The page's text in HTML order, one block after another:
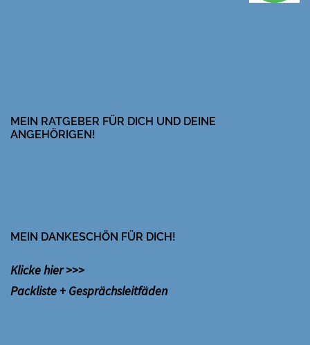
MEIN RATGEBER FÜR DICH UND DEINE
ANGEHÖRIGEN!
MEIN DANKESCHÖN FÜR DICH!
Klicke hier >>>
Packliste + Gesprächsleitfäden